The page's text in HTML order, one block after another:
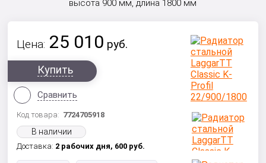
высота 900 мм, длина 1800 мм
Цена: 25 010 руб.
Купить
Сравнить
Код товара: 7724705918
В наличии
Доставка: 2 рабочих дня, 600 руб.